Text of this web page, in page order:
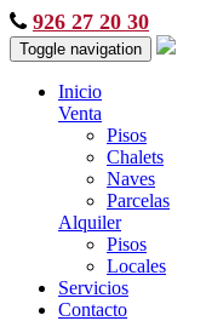
926 27 20 30
Toggle navigation
Inicio
Venta
Pisos
Chalets
Naves
Parcelas
Alquiler
Pisos
Locales
Servicios
Contacto